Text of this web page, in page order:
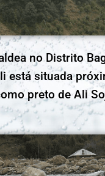
no Distrito
está situada
preto de Ali